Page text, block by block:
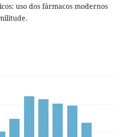
uso dos fármacos modernos